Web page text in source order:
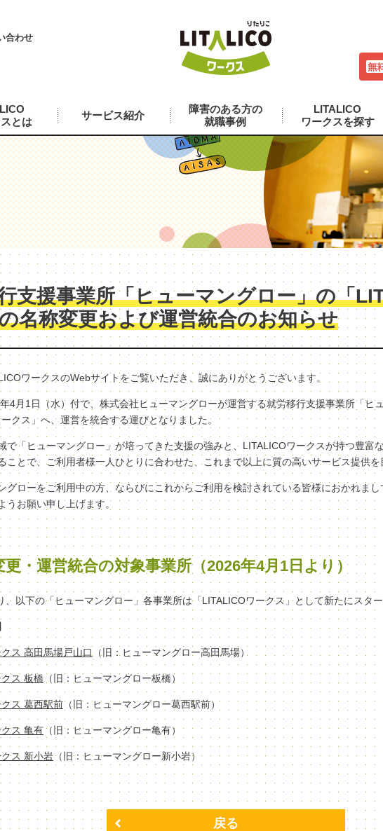
合わせ
とは
サービス紹介
障害のある方の
就職事例
LITALICO
ワークスを探す
支援事業所「ヒューマングロー」の「
名称変更および運営統合のお知らせ
ワークスのWebサイトをご覧いただき、誠にありがとうございます。
4月1日（水）付で、株式会社ヒューマングローが運営する就労移行支援事業所「ヒ
ークス」へ、運営を統合する運びとなりました。
で「ヒューマングロー」が培ってきた支援の強みと、LITALICOワークスが持つ豊富
ことで、ご利用者様一人ひとりに合わせた、これまで以上に質の高いサービス提供
グローをご利用中の方、ならびにこれからご利用を検討されている皆様におかれま
うお願い申し上げます。
更・運営統合の対象事業所（2026年4月1日より）
、以下の「ヒューマングロー」各事業所は「LITALICOワークス」として新たにスタ
ス 高田馬場戸山口 （旧：ヒューマングロー高田馬場）
ス 板橋 （旧：ヒューマングロー板橋）
ス 葛西駅前（旧：ヒューマングロー葛西駅前）
ス 亀有 （旧：ヒューマングロー亀有）
ス 新小岩（旧：ヒューマングロー新小岩）
戻る